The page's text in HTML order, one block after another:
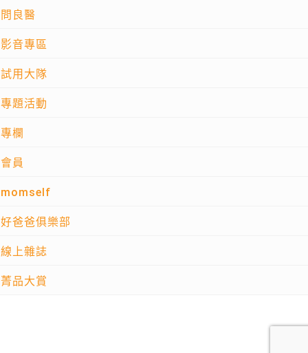
問良醫
影音專區
試用大隊
專題活動
專欄
會員
momself
好爸爸俱樂部
線上雜誌
菁品大賞